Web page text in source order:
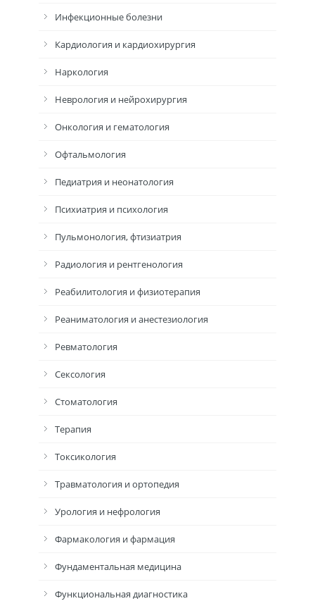
Инфекционные болезни
Кардиология и кардиохирургия
Наркология
Неврология и нейрохирургия
Онкология и гематология
Офтальмология
Педиатрия и неонатология
Психиатрия и психология
Пульмонология, фтизиатрия
Радиология и рентгенология
Реабилитология и физиотерапия
Реаниматология и анестезиология
Ревматология
Сексология
Стоматология
Терапия
Токсикология
Травматология и ортопедия
Урология и нефрология
Фармакология и фармация
Фундаментальная медицина
Функциональная диагностика